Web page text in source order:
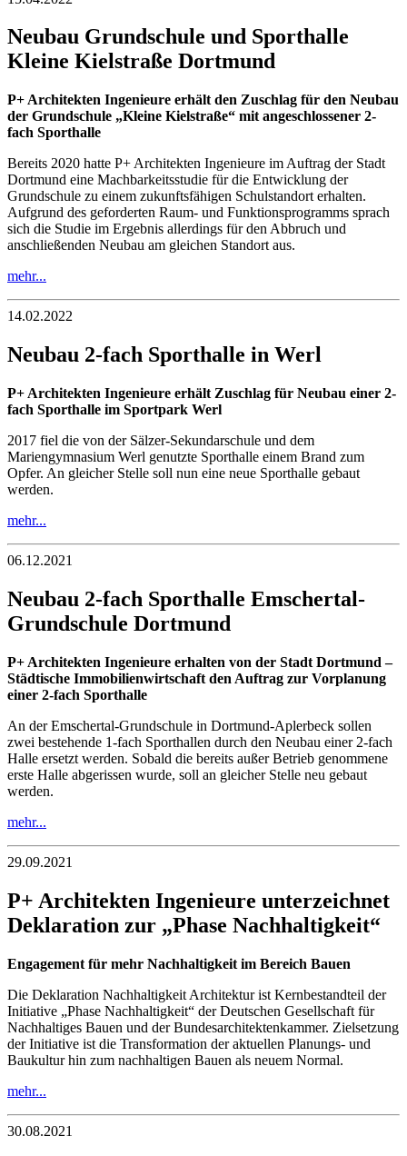
Neubau Grundschule und Sporthalle
Kleine Kielstraße Dortmund
P+ Architekten Ingenieure erhält den Zuschlag für den Neubau
der Grundschule „Kleine Kielstraße“ mit angeschlossener 2-
fach Sporthalle
Bereits 2020 hatte P+ Architekten Ingenieure im Auftrag der Stadt
Dortmund eine Machbarkeitsstudie für die Entwicklung der
Grundschule zu einem zukunftsfähigen Schulstandort erhalten.
Aufgrund des geforderten Raum- und Funktionsprogramms sprach
sich die Studie im Ergebnis allerdings für den Abbruch und
anschließenden Neubau am gleichen Standort aus.
mehr...
14.02.2022
Neubau 2-fach Sporthalle in Werl
P+ Architekten Ingenieure erhält Zuschlag für Neubau einer 2-
fach Sporthalle im Sportpark Werl
2017 fiel die von der Sälzer-Sekundarschule und dem
Mariengymnasium Werl genutzte Sporthalle einem Brand zum
Opfer. An gleicher Stelle soll nun eine neue Sporthalle gebaut
werden.
mehr...
06.12.2021
Neubau 2-fach Sporthalle Emschertal-
Grundschule Dortmund
P+ Architekten Ingenieure erhalten von der Stadt Dortmund –
Städtische Immobilienwirtschaft den Auftrag zur Vorplanung
einer 2-fach Sporthalle
An der Emschertal-Grundschule in Dortmund-Aplerbeck sollen
zwei bestehende 1-fach Sporthallen durch den Neubau einer 2-fach
Halle ersetzt werden. Sobald die bereits außer Betrieb genommene
erste Halle abgerissen wurde, soll an gleicher Stelle neu gebaut
werden.
mehr...
29.09.2021
P+ Architekten Ingenieure unterzeichnet
Deklaration zur „Phase Nachhaltigkeit“
Engagement für mehr Nachhaltigkeit im Bereich Bauen
Die Deklaration Nachhaltigkeit Architektur ist Kernbestandteil der
Initiative „Phase Nachhaltigkeit“ der Deutschen Gesellschaft für
Nachhaltiges Bauen und der Bundesarchitektenkammer. Zielsetzung
der Initiative ist die Transformation der aktuellen Planungs- und
Baukultur hin zum nachhaltigen Bauen als neuem Normal.
mehr...
30.08.2021